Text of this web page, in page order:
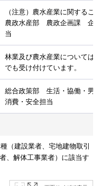
（注意）農水産業に関するこ
農政水産部
農政企画課 企
当
林業及び農水産業については
でも受け付けています。
総合政策部 生活 ・協働・男
消費・安全担当
（建設業者、宅地建物取引
、解体工事業者）に該当す